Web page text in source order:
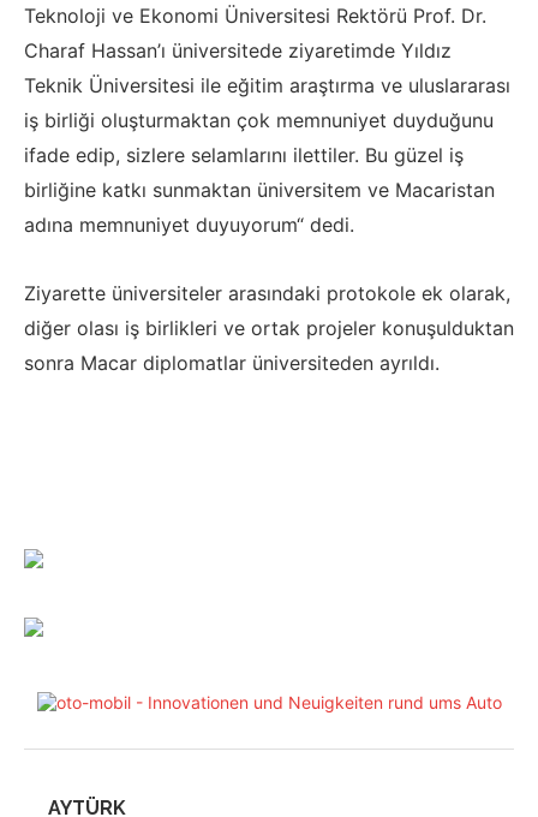
Teknoloji ve Ekonomi Üniversitesi Rektörü Prof. Dr.
Charaf Hassan’ı üniversitede ziyaretimde Yıldız
Teknik Üniversitesi ile eğitim araştırma ve uluslararası
iş birliği oluşturmaktan çok memnuniyet duyduğunu
ifade edip, sizlere selamlarını ilettiler. Bu güzel iş
birliğine katkı sunmaktan üniversitem ve Macaristan
adına memnuniyet duyuyorum“ dedi.
Ziyarette üniversiteler arasındaki protokole ek olarak,
diğer olası iş birlikleri ve ortak projeler konuşulduktan
sonra Macar diplomatlar üniversiteden ayrıldı.
AYTÜRK